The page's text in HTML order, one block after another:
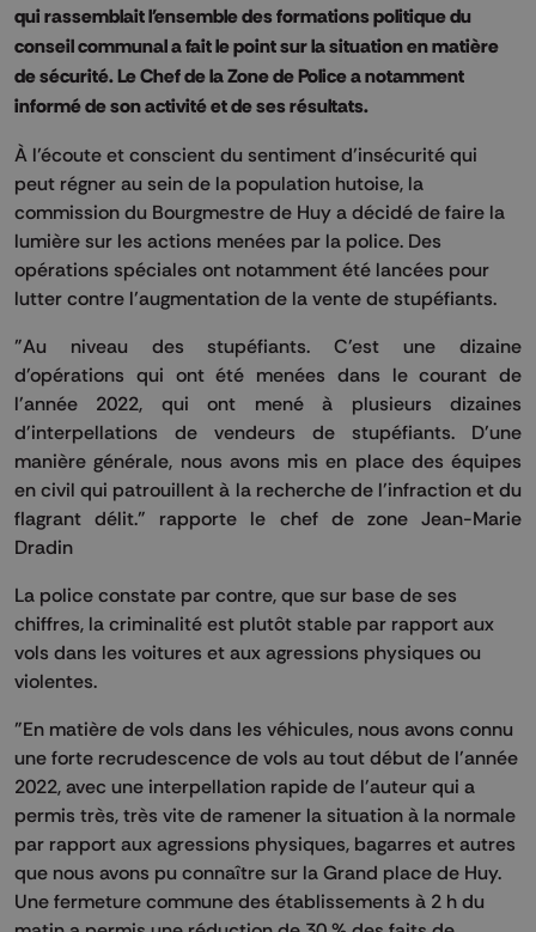
qui rassemblait l'ensemble des formations politique du
conseil communal a fait le point sur la situation en matière
de sécurité. Le Chef de la Zone de Police a notamment
informé de son activité et de ses résultats.
À l’écoute et conscient du sentiment d’insécurité qui
peut régner au sein de la population hutoise, la
commission du Bourgmestre de Huy a décidé de faire la
lumière sur les actions menées par la police. Des
opérations spéciales ont notamment été lancées pour
lutter contre l’augmentation de la vente de stupéfiants.
"Au niveau des stupéfiants. C'est une dizaine
d'opérations qui ont été menées dans le courant de
l'année 2022, qui ont mené à plusieurs dizaines
d'interpellations de vendeurs de stupéfiants. D'une
manière générale, nous avons mis en place des équipes
en civil qui patrouillent à la recherche de l'infraction et du
flagrant délit." rapporte le chef de zone Jean-Marie
Dradin
La police constate par contre, que sur base de ses
chiffres, la criminalité est plutôt stable par rapport aux
vols dans les voitures et aux agressions physiques ou
violentes.
"En matière de vols dans les véhicules, nous avons connu
une forte recrudescence de vols au tout début de l'année
2022, avec une interpellation rapide de l'auteur qui a
permis très, très vite de ramener la situation à la normale
par rapport aux agressions physiques, bagarres et autres
que nous avons pu connaître sur la Grand place de Huy.
Une fermeture commune des établissements à 2 h du